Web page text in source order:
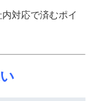
対応で済むポイ